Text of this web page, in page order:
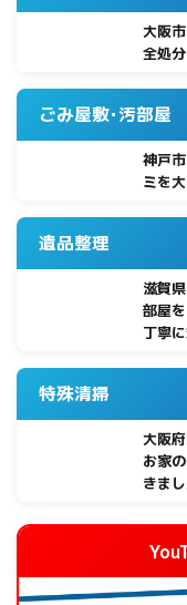
大阪
全処
ごみ屋敷･汚部屋
神戸
ミを
遺品整理
滋賀
部屋
丁寧
特殊清掃
大阪
お家
きまし